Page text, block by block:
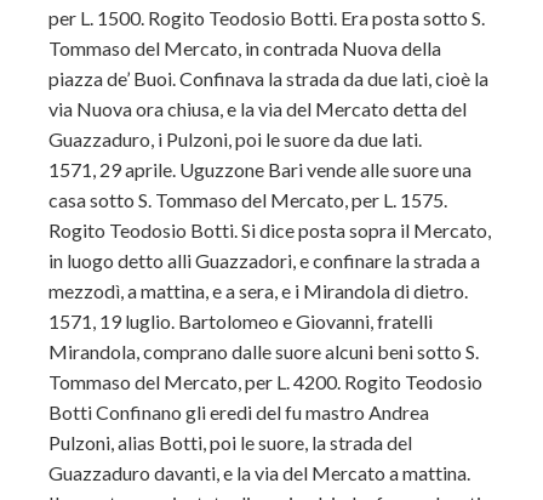
per L. 1500. Rogito Teodosio Botti. Era posta sotto S.
Tommaso del Mercato, in contrada Nuova della
piazza de’ Buoi. Confinava la strada da due lati, cioè la
via Nuova ora chiusa, e la via del Mercato detta del
Guazzaduro, i Pulzoni, poi le suore da due lati.
1571, 29 aprile. Uguzzone Bari vende alle suore una
casa sotto S. Tommaso del Mercato, per L. 1575.
Rogito Teodosio Botti. Si dice posta sopra il Mercato,
in luogo detto alli Guazzadori, e confinare la strada a
mezzodì, a mattina, e a sera, e i Mirandola di dietro.
1571, 19 luglio. Bartolomeo e Giovanni, fratelli
Mirandola, comprano dalle suore alcuni beni sotto S.
Tommaso del Mercato, per L. 4200. Rogito Teodosio
Botti Confinano gli eredi del fu mastro Andrea
Pulzoni, alias Botti, poi le suore, la strada del
Guazzaduro davanti, e la via del Mercato a mattina.